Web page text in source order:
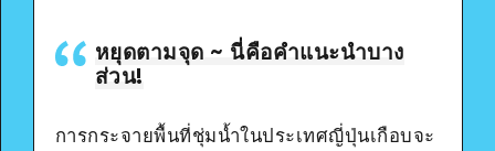
หยุดตามจุด ~ นี่คือคำแนะนำบาง
ส่วน!
การกระจายพื้นที่ชุ่มน้ำในประเทศญี่ปุ่นเกือบจะ